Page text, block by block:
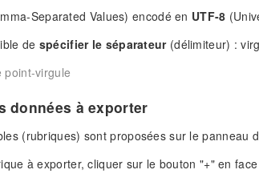
Separated Values) encodé en UTF-8
de spécifier le séparateur(délimiteur) :
point-virgule
données à exporter
(rubriques) sont proposées sur le panneau
à exporter, cliquer sur le bouton "+" en